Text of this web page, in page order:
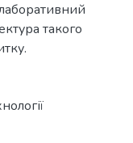
такого